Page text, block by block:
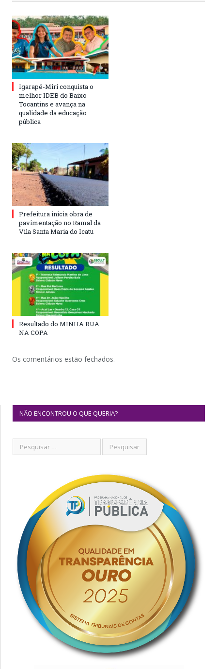
Igarapé-Miri conquista o
melhor IDEB do Baixo
Tocantins e avança na
qualidade da educação
pública
Prefeitura inicia obra de
pavimentação no Ramal da
Vila Santa Maria do Icatu
Resultado do MINHA RUA
NA COPA
Os comentários estão fechados.
NÃO ENCONTROU O QUE QUERIA?